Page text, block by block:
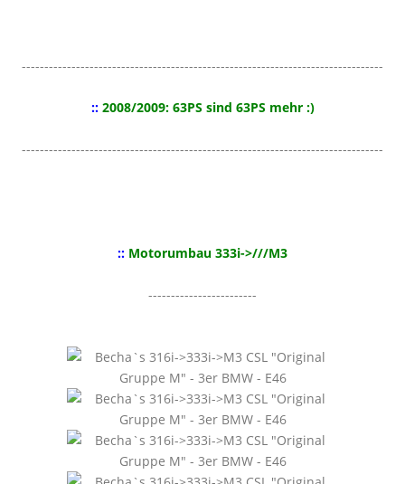
--------------------------------------------------------------------------------
::2008/2009: 63PS sind 63PS mehr :)
--------------------------------------------------------------------------------
:: Motorumbau 333i->///M3
------------------------